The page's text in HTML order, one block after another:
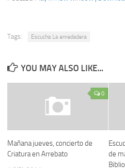
Tags: Escucha La enredadera
YOU MAY ALSO LIKE...
0
Mañana jueves, concierto de
Criatura en Arrebato
de